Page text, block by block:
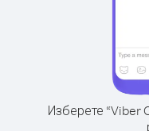
Изберете “Viber